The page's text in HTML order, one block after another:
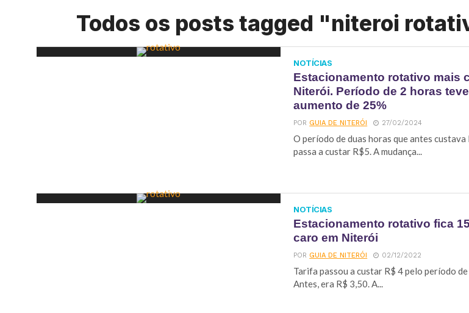
Todos os posts tagged "niteroi
NOTÍCIAS
Estacionamento rotativo mais
Niterói. Período de 2 horas teve
aumento de 25%
PORGUIA DE NITERÓI 27/02/2024
O período de duas horas que antes custava
passa a custar R$5. A mudança...
NOTÍCIAS
Estacionamento rotativo fica
caro em Niterói
PORGUIA DE NITERÓI 02/12/2022
Tarifa passou a custar R$ 4 pelo período
Antes, era R$ 3,50. A...